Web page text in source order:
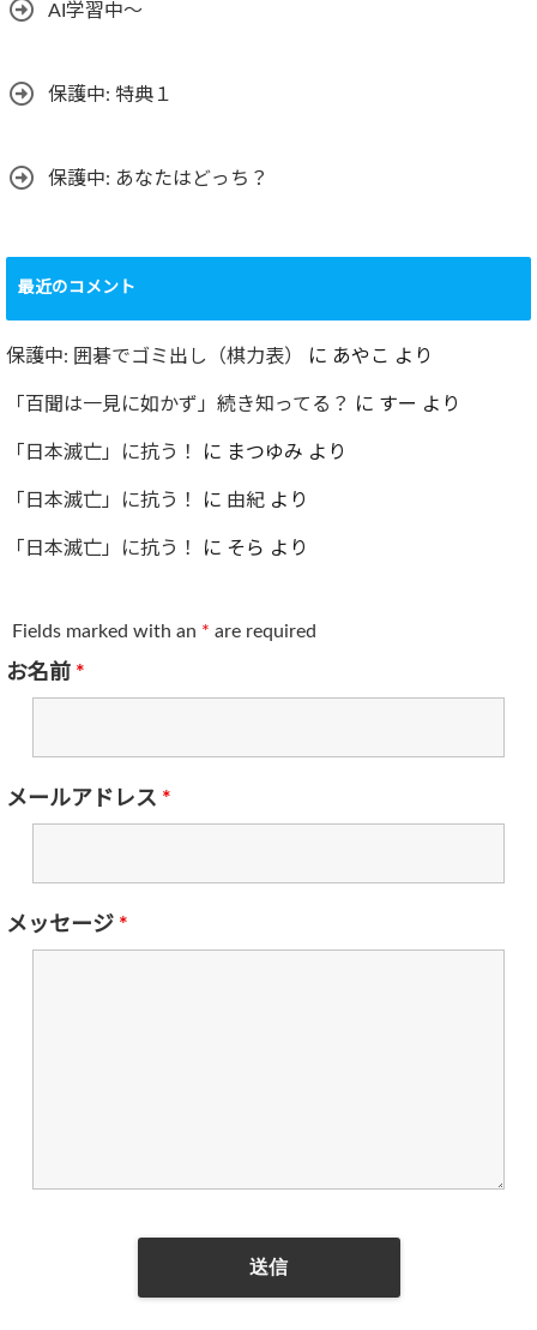
AI学習中〜
保護中: 特典１
保護中: あなたはどっち？
最近のコメント
保護中: 囲碁でゴミ出し（棋力表） に あやこ より
「百聞は一見に如かず」続き知ってる？ に すー より
「日本滅亡」に抗う！ に まつゆみ より
「日本滅亡」に抗う！ に 由紀 より
「日本滅亡」に抗う！ に そら より
Fields marked with an * are required
お名前 *
メールアドレス *
メッセージ *